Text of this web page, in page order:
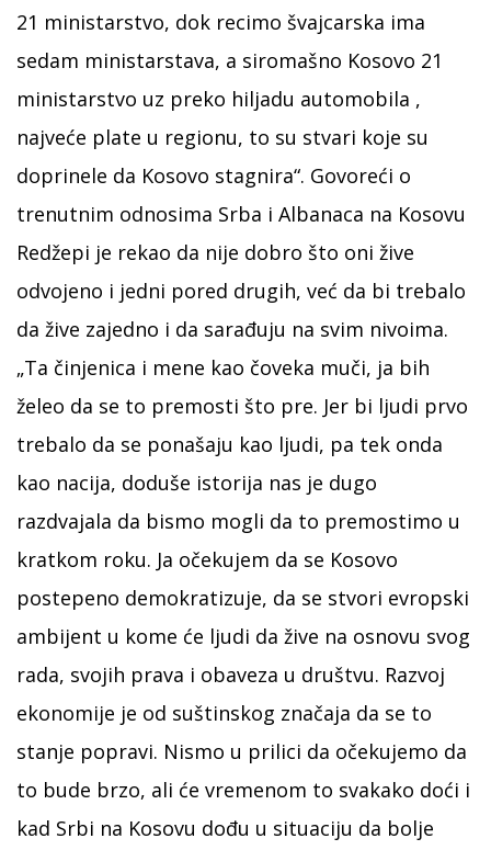
21 ministarstvo, dok recimo švajcarska ima
sedam ministarstava, a siromašno Kosovo 21
ministarstvo uz preko hiljadu automobila ,
najveće plate u regionu, to su stvari koje su
doprinele da Kosovo stagnira“. Govoreći o
trenutnim odnosima Srba i Albanaca na Kosovu
Redžepi je rekao da nije dobro što oni žive
odvojeno i jedni pored drugih, već da bi trebalo
da žive zajedno i da sarađuju na svim nivoima.
„Ta činjenica i mene kao čoveka muči, ja bih
želeo da se to premosti što pre. Jer bi ljudi prvo
trebalo da se ponašaju kao ljudi, pa tek onda
kao nacija, doduše istorija nas je dugo
razdvajala da bismo mogli da to premostimo u
kratkom roku. Ja očekujem da se Kosovo
postepeno demokratizuje, da se stvori evropski
ambijent u kome će ljudi da žive na osnovu svog
rada, svojih prava i obaveza u društvu. Razvoj
ekonomije je od suštinskog značaja da se to
stanje popravi. Nismo u prilici da očekujemo da
to bude brzo, ali će vremenom to svakako doći i
kad Srbi na Kosovu dođu u situaciju da bolje